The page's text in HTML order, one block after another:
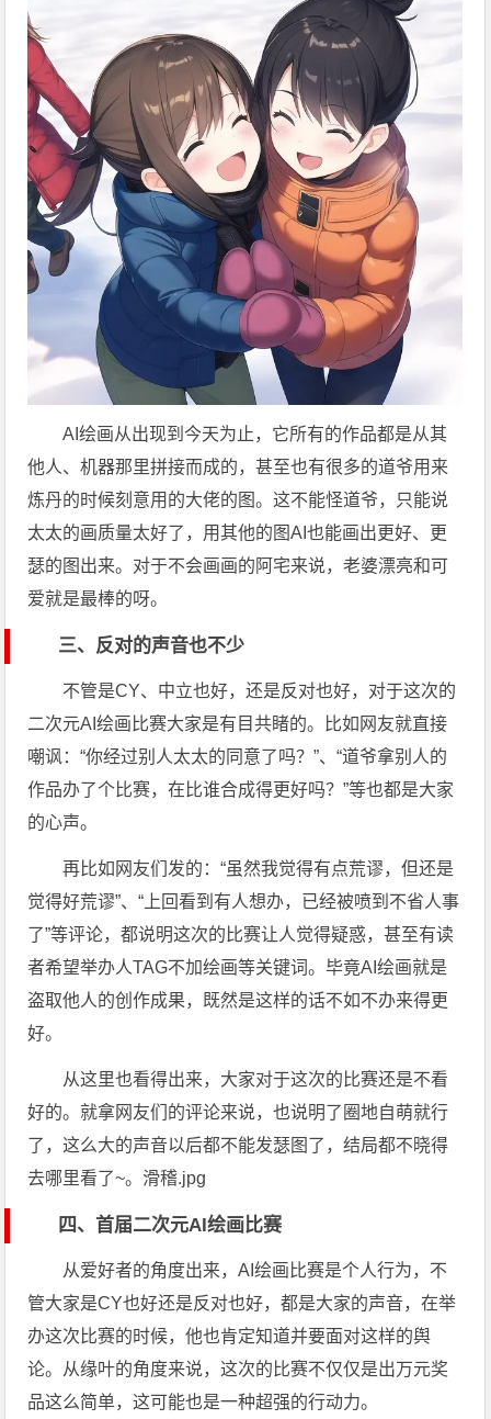
AI绘画从出现到今天为止，它所有的作品都是从其
他人、机器那里拼接而成的，甚至也有很多的道爷用来
炼丹的时候刻意用的大佬的图。这不能怪道爷，只能说
太太的画质量太好了，用其他的图AI也能画出更好、更
瑟的图出来。对于不会画画的阿宅来说，老婆漂亮和可
爱就是最棒的呀。
三、反对的声音也不少
不管是CY、中立也好，还是反对也好，对于这次的
二次元AI绘画比赛大家是有目共睹的。比如网友就直接
嘲讽：“你经过别人太太的同意了吗？”、“道爷拿别人的
作品办了个比赛，在比谁合成得更好吗？”等也都是大家
的心声。
再比如网友们发的：“虽然我觉得有点荒谬，但还是
觉得好荒谬”、“上回看到有人想办，已经被喷到不省人事
了”等评论，都说明这次的比赛让人觉得疑惑，甚至有读
者希望举办人TAG不加绘画等关键词。毕竟AI绘画就是
盗取他人的创作成果，既然是这样的话不如不办来得更
好。
从这里也看得出来，大家对于这次的比赛还是不看
好的。就拿网友们的评论来说，也说明了圈地自萌就行
了，这么大的声音以后都不能发瑟图了，结局都不晓得
去哪里看了~。滑稽.jpg
四、首届二次元AI绘画比赛
从爱好者的角度出来，AI绘画比赛是个人行为，不
管大家是CY也好还是反对也好，都是大家的声音，在举
办这次比赛的时候，他也肯定知道并要面对这样的舆
论。从缘叶的角度来说，这次的比赛不仅仅是出万元奖
品这么简单，这可能也是一种超强的行动力。